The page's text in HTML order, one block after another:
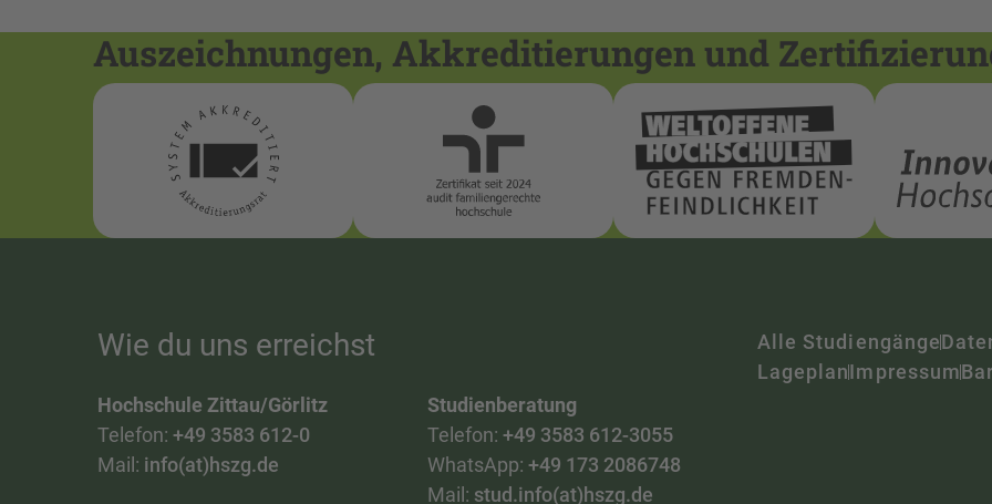
Auszeichnungen, Akkreditierungen und
Wie du uns erreichst
Hochschule Zittau/Görlitz
Telefon: +49 3583 612-0
Mail: info(at)hszg.de
Studienberatung
Telefon: +49 3583 612-3055
WhatsApp: +49 173 2086748
Mail: stud.info(at)hszg.de
Alle Studiengänge
LageplanImpressum